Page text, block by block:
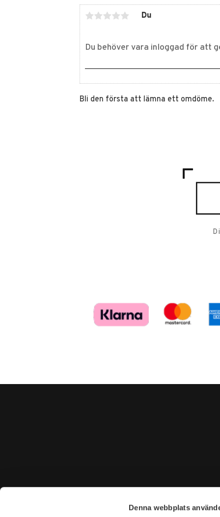
Denna webbplats
Du
Bli den första att lämna ett omdöme.